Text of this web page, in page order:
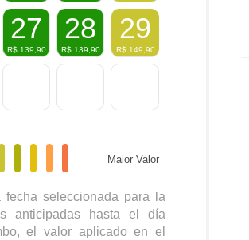
27
R$ 139,90
28
R$ 139,90
29
R$ 149,90
Maior Valor
seleccionada para la
anticipadas hasta el día
el valor aplicado en el